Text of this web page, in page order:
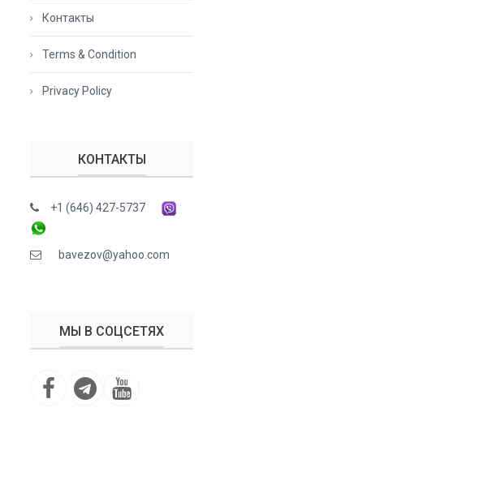
Контакты
Terms & Condition
Privacy Policy
КОНТАКТЫ
+1 (646) 427-5737
bavezov@yahoo.com
МЫ В СОЦСЕТЯХ